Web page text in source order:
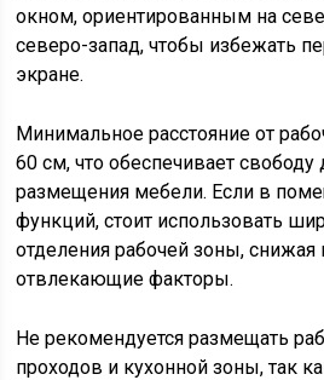
окном, ориентированным на
северо-запад, чтобы избежать
экране.
Минимальное расстояние от
60 см, что обеспечивает
размещения мебели. Если в
функций, стоит использовать
отделения рабочей зоны,
отвлекающие факторы.
Не рекомендуется размещать
проходов и кухонной зоны, так